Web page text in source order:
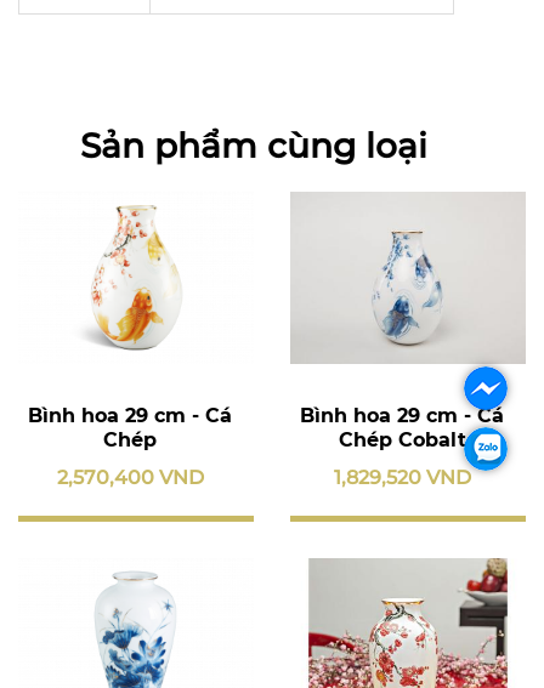
Sản phẩm cùng loại
Bình hoa 29 cm - Cá
Chép
2,570,400 VND
Bình hoa 29 cm - Cá
Chép Cobalt
1,829,520 VND